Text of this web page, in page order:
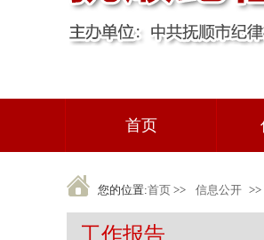
首页
您的位置:首页 >> 信息公开 >>
工作报告